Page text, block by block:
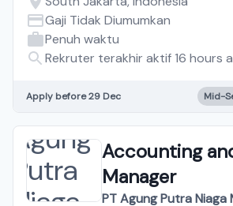
Gaji Tidak Diumumkan
Penuh waktu
Rekruter terakhir aktif 16 hours
Apply before 29 Dec Mid-
Accounting
Manager
PT Agung Putra Niaga